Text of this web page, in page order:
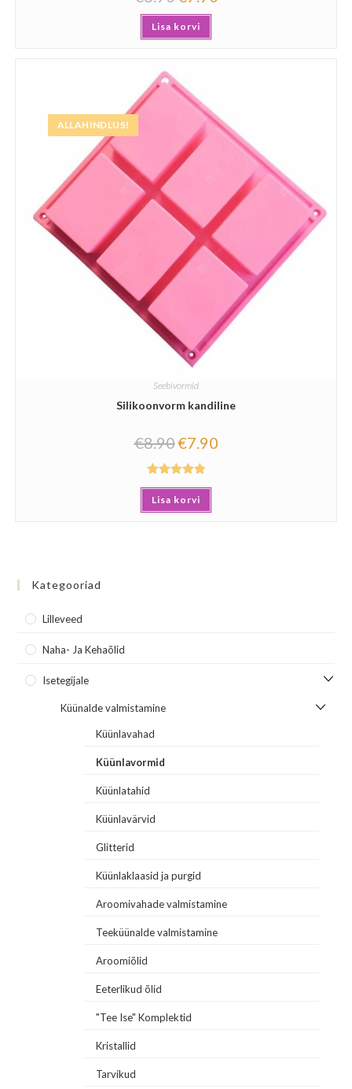
Lisa korvi
ALLAHINDLUS!
Seebivormid
Silikoonvorm kandiline
€8.90€7.90
Hinnanguga
5.00/ 5
Lisa korvi
Kategooriad
Lilleveed
Naha- Ja Kehaõlid
Isetegijale
Küünalde valmistamine
Küünlavahad
Küünlavormid
Küünlatahid
Küünlavärvid
Glitterid
Küünlaklaasid ja purgid
Aroomivahade valmistamine
Teeküünalde valmistamine
Aroomiõlid
Eeterlikud õlid
"Tee Ise" Komplektid
Kristallid
Tarvikud